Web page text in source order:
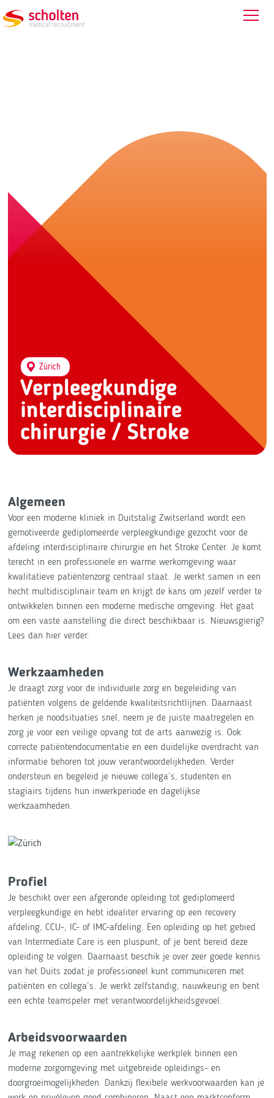
Verpleegkundige
interdisciplinaire
chirurgie / Stroke
Zürich
Algemeen
Voor een moderne kliniek in Duitstalig Zwitserland wordt een
gemotiveerde gediplomeerde verpleegkundige gezocht voor de
afdeling interdisciplinaire chirurgie en het Stroke Center. Je komt
terecht in een professionele en warme werkomgeving waar
kwalitatieve patiëntenzorg centraal staat. Je werkt samen in een
hecht multidisciplinair team en krijgt de kans om jezelf verder te
ontwikkelen binnen een moderne medische omgeving. Het gaat
om een vaste aanstelling die direct beschikbaar is. Nieuwsgierig?
Lees dan hier verder.
Werkzaamheden
Je draagt zorg voor de individuele zorg en begeleiding van
patiënten volgens de geldende kwaliteitsrichtlijnen. Daarnaast
herken je noodsituaties snel, neem je de juiste maatregelen en
zorg je voor een veilige opvang tot de arts aanwezig is. Ook
correcte patiëntendocumentatie en een duidelijke overdracht van
informatie behoren tot jouw verantwoordelijkheden. Verder
ondersteun en begeleid je nieuwe collega’s, studenten en
stagiairs tijdens hun inwerkperiode en dagelijkse
werkzaamheden.
Profiel
Je beschikt over een afgeronde opleiding tot gediplomeerd
verpleegkundige en hebt idealiter ervaring op een recovery
afdeling, CCU-, IC- of IMC-afdeling. Een opleiding op het gebied
van Intermediate Care is een pluspunt, of je bent bereid deze
opleiding te volgen. Daarnaast beschik je over zeer goede kennis
van het Duits zodat je professioneel kunt communiceren met
patiënten en collega’s. Je werkt zelfstandig, nauwkeurig en bent
een echte teamspeler met verantwoordelijkheidsgevoel.
Arbeidsvoorwaarden
Je mag rekenen op een aantrekkelijke werkplek binnen een
moderne zorgomgeving met uitgebreide opleidings- en
doorgroeimogelijkheden. Dankzij flexibele werkvoorwaarden kan je